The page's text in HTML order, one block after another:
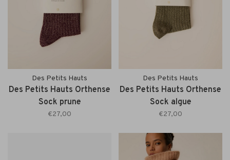
Des Petits Hauts
Des Petits Hauts Orthense
Sock prune
€27,00
Des Petits Hauts
Des Petits Hauts Orthense
Sock algue
€27,00